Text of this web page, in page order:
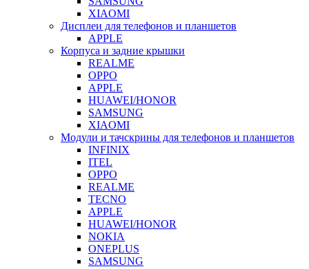
XIAOMI
Дисплеи для телефонов и планшетов
APPLE
Корпуса и задние крышки
REALME
OPPO
APPLE
HUAWEI/HONOR
SAMSUNG
XIAOMI
Модули и тачскрины для телефонов и планшетов
INFINIX
ITEL
OPPO
REALME
TECNO
APPLE
HUAWEI/HONOR
NOKIA
ONEPLUS
SAMSUNG